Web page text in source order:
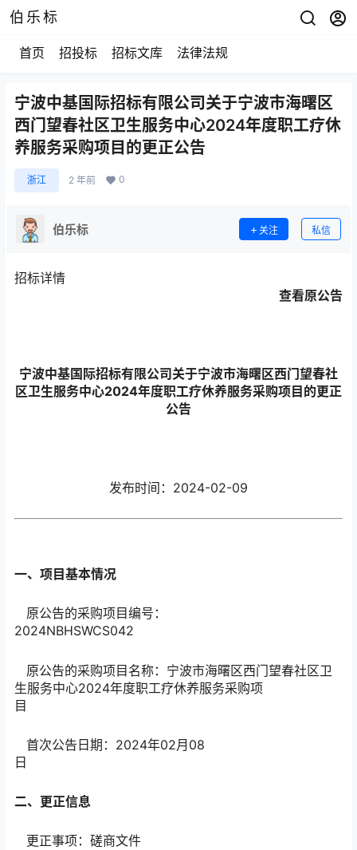
伯乐标
首页 招投标 招标文库 法律法规
宁波中基国际招标有限公司关于宁波市海曙区
西门望春社区卫生服务中心2024年度职工疗休
养服务采购项目的更正公告
浙江 2 年前 0
伯乐标 关注 私信
招标详情
查看原公告
宁波中基国际招标有限公司关于宁波市海曙区西门望春社
区卫生服务中心2024年度职工疗休养服务采购项目的更正
公告
发布时间： 2024-02-09
一、项目基本情况
原公告的采购项目编号：
2024NBHSWCS042
原公告的采购项目名称：宁波市海曙区西门望春社区卫
生服务中心2024年度职工疗休养服务采购项
目
首次公告日期：2024年02月08
日
二、更正信息
更正事项：磋商文件